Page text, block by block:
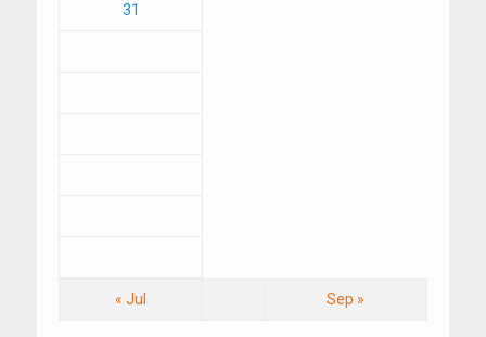
31
« Jul Sep »